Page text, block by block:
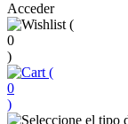
Acceder
(
0
)
(
0
)